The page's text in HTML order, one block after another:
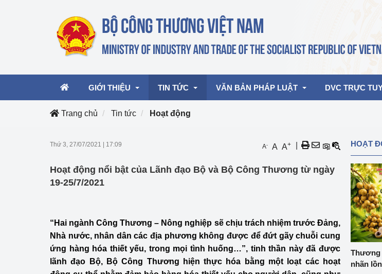
GIỚI THIỆU
Cơ cấu tổ chức
TIN TỨC
Hoạt động của Lãnh đạo Bộ
mại, Dịch vụ Việt Nam 2026
Công Thương - Công luận
Họp báo
Thông cáo báo chí
Chuyển đổi số
VĂN BẢN PHÁP LUẬT DVC TRỰC
Trang chủ Tin tức Hoạt động
Thứ 3, 27/07/2021 17:09 A- A A+
Hoạt động nổi bật của Lãnh đạo Bộ và Bộ Công Thương từ ngày
19-25/7/2021
“Hai ngành Công Thương – Nông nghiệp sẽ chịu trách nhiệm trước Đảng,
Nhà nước, nhân dân các địa phương không được để đứt gãy chuỗi cung
ứng hàng hóa thiết yếu, trong mọi tình huống…”, tinh thần này đã được
lãnh đạo Bộ, Bộ Công Thương hiện thực hóa bằng một loạt các hoạt
HOẠT
nhãn